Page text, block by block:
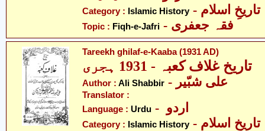
Category : Islamic History - تاریخِ اسلام
Topic : Fiqh-e-Jafri - فقہ جعفری
Tareekh ghilaf-e-Kaaba (1931 AD)
تاریخ غلاف کعبہ - 1931 ہجری
Author : Ali Shabbir - علی شبّیر
Translator :
Language : Urdu
Category : Islamic History - تاریخِ اسلام